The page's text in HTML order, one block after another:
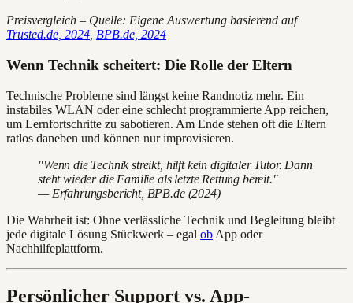
Preisvergleich – Quelle: Eigene Auswertung basierend auf
Trusted.de, 2024, BPB.de, 2024
Wenn Technik scheitert: Die Rolle der Eltern
Technische Probleme sind längst keine Randnotiz mehr. Ein
instabiles WLAN oder eine schlecht programmierte App reichen,
um Lernfortschritte zu sabotieren. Am Ende stehen oft die Eltern
ratlos daneben und können nur improvisieren.
"Wenn die Technik streikt, hilft kein digitaler Tutor. Dann
steht wieder die Familie als letzte Rettung bereit."
— Erfahrungsbericht, BPB.de (2024)
Die Wahrheit ist: Ohne verlässliche Technik und Begleitung bleibt
jede digitale Lösung Stückwerk – egal ob App oder
Nachhilfeplattform.
Persönlicher Support vs. App-